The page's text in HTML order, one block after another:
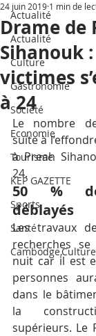
Actualité
Actualité
Culture
Gastronomie
Société
Economie
Tourisme
KEP GAZETTE
Sports
Santé
Drame de
Sihanouk
victimes
à 24
24 juin 2019 1 min de
Le nombre
suite à
à Preah
24.
50 %
déblayés
Les travaux
recherches
nuit car il est
personnes
dans le
la
supérieurs. Le